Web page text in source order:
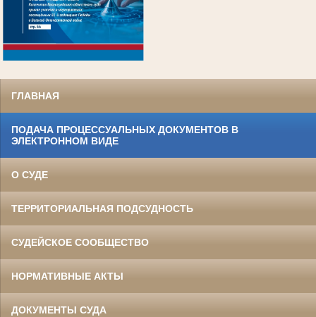
ГЛАВНАЯ
ПОДАЧА ПРОЦЕССУАЛЬНЫХ ДОКУМЕНТОВ В
ЭЛЕКТРОННОМ ВИДЕ
О СУДЕ
ТЕРРИТОРИАЛЬНАЯ ПОДСУДНОСТЬ
СУДЕЙСКОЕ СООБЩЕСТВО
НОРМАТИВНЫЕ АКТЫ
ДОКУМЕНТЫ СУДА